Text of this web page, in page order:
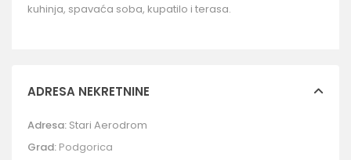
kuhinja, spavaća soba, kupatilo i terasa.
ADRESA NEKRETNINE
Adresa: Stari Aerodrom
Grad: Podgorica